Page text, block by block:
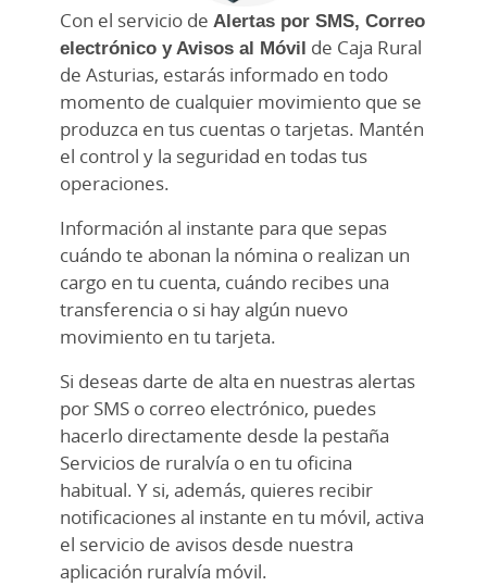
Con el servicio de Alertas por SMS, Correo
electrónico y Avisos al Móvil de Caja Rural
de Asturias, estarás informado en todo
momento de cualquier movimiento que se
produzca en tus cuentas o tarjetas. Mantén
el control y la seguridad en todas tus
operaciones.
Información al instante para que sepas
cuándo te abonan la nómina o realizan un
cargo en tu cuenta, cuándo recibes una
transferencia o si hay algún nuevo
movimiento en tu tarjeta.
Si deseas darte de alta en nuestras alertas
por SMS o correo electrónico, puedes
hacerlo directamente desde la pestaña
Servicios de ruralvía o en tu oficina
habitual. Y si, además, quieres recibir
notificaciones al instante en tu móvil, activa
el servicio de avisos desde nuestra
aplicación ruralvía móvil.